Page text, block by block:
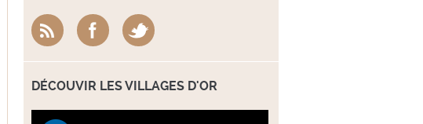
DÉCOUVIR LES VILLAGES D'OR